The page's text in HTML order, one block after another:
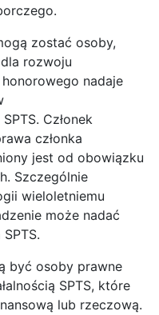
zostać osoby,
rozwoju
nadaje
Członek
członka
jest od obowiązku
Szczególnie
wieloletniemu
może nadać
być osoby prawne
SPTS, które
lub rzeczową.